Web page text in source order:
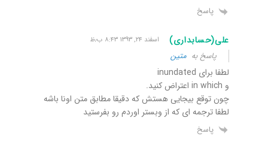
پاسخ
علی(حسابداری) اسفند ۲۴, ۱۳۹۳ ۸:۴۳ ب٫ظ
پاسخ به متین
لطفا برای inundated
و in which اعتراض کنید.
چون توقع بیجایی هستش که دقیقا مطابق متن اونا باشه
لطفا ترجمه ای که از وبستر اوردم رو بفرستید
پاسخ